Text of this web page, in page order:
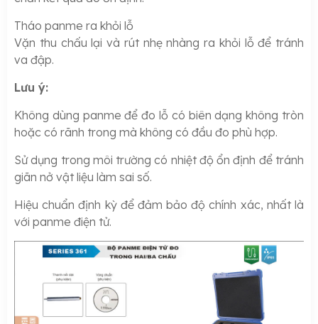
Tháo panme ra khỏi lỗ
Vặn thu chấu lại và rút nhẹ nhàng ra khỏi lỗ để tránh
va đập.
Lưu ý:
Không dùng panme để đo lỗ có biên dạng không tròn
hoặc có rãnh trong mà không có đầu đo phù hợp.
Sử dụng trong môi trường có nhiệt độ ổn định để tránh
giãn nở vật liệu làm sai số.
Hiệu chuẩn định kỳ để đảm bảo độ chính xác, nhất là
với panme điện tử.